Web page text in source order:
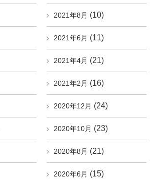
2021年8月 (10)
2021年6月 (11)
2021年4月 (21)
2021年2月 (16)
2020年12月 (24)
2020年10月 (23)
2020年8月 (21)
2020年6月 (15)